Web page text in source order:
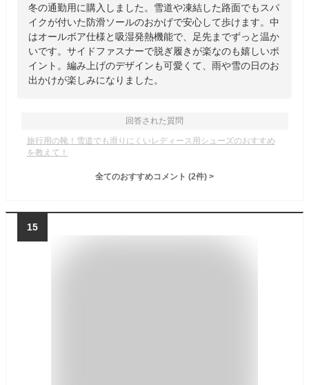
冬の通勤用に購入しました。雪道や凍結した路面でもスパ
イクが付いた防滑ソールのおかげで安心して歩けます。中
はオールボア仕様と吸湿発熱機能で、足先までずっと温か
いです。サイドファスナーで脱ぎ履きが楽なのも嬉しいポ
イント。編み上げのデザインも可愛くて、雨や雪の日のお
出かけが楽しみになりました。
回答された質問
旅行用の靴！雪道でも滑りにくいレディース用シューズのおすすめ
を教えて！
全てのおすすめコメント (2件) >
15